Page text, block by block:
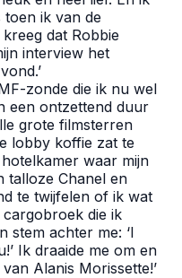
ik van de
dat Robbie
interview het
zonde die ik nu wel
een ontzettend duur
grote filmsterren
lobby koffie zat te
waar mijn
talloze Chanel en
te twijfelen of ik wat
die ik
stem achter me: ‘I
Ik draaide me om en
Alanis Morissette!’